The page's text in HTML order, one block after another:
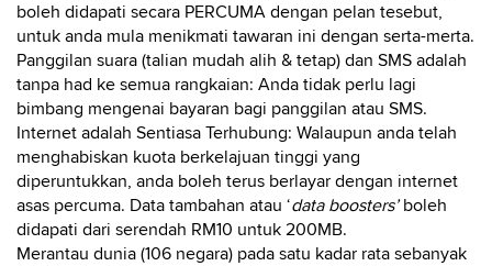
boleh didapati secara PERCUMA dengan pelan tesebut,
untuk anda mula menikmati tawaran ini dengan serta-merta.
Panggilan suara (talian mudah alih & tetap) dan SMS adalah
tanpa had ke semua rangkaian: Anda tidak perlu lagi
bimbang mengenai bayaran bagi panggilan atau SMS.
Internet adalah Sentiasa Terhubung: Walaupun anda telah
menghabiskan kuota berkelajuan tinggi yang
diperuntukkan, anda boleh terus berlayar dengan internet
asas percuma. Data tambahan atau ‘data boosters’boleh
didapati dari serendah RM10 untuk 200MB.
Merantau dunia (106 negara) pada satu kadar rata sebanyak